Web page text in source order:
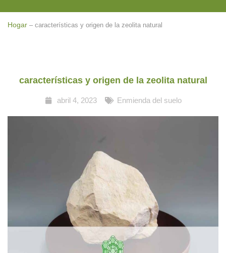
Hogar – características y origen de la zeolita natural
características y origen de la zeolita natural
abril 4, 2023 Enmienda del suelo